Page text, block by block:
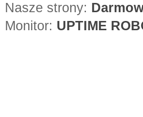
Nasze strony:
Monitor: UPTIME